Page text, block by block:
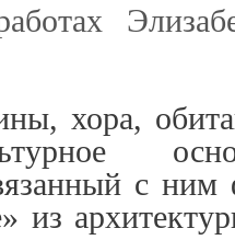
хора,
с
из